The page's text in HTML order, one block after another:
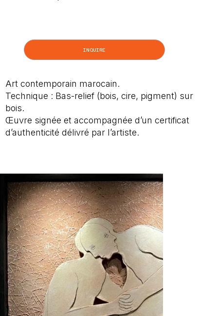
INQUIRE
Art contemporain marocain.
Technique : Bas-relief (bois, cire, pigment) sur
bois.
Œuvre signée et accompagnée d’un certificat
d’authenticité délivré par l’artiste.